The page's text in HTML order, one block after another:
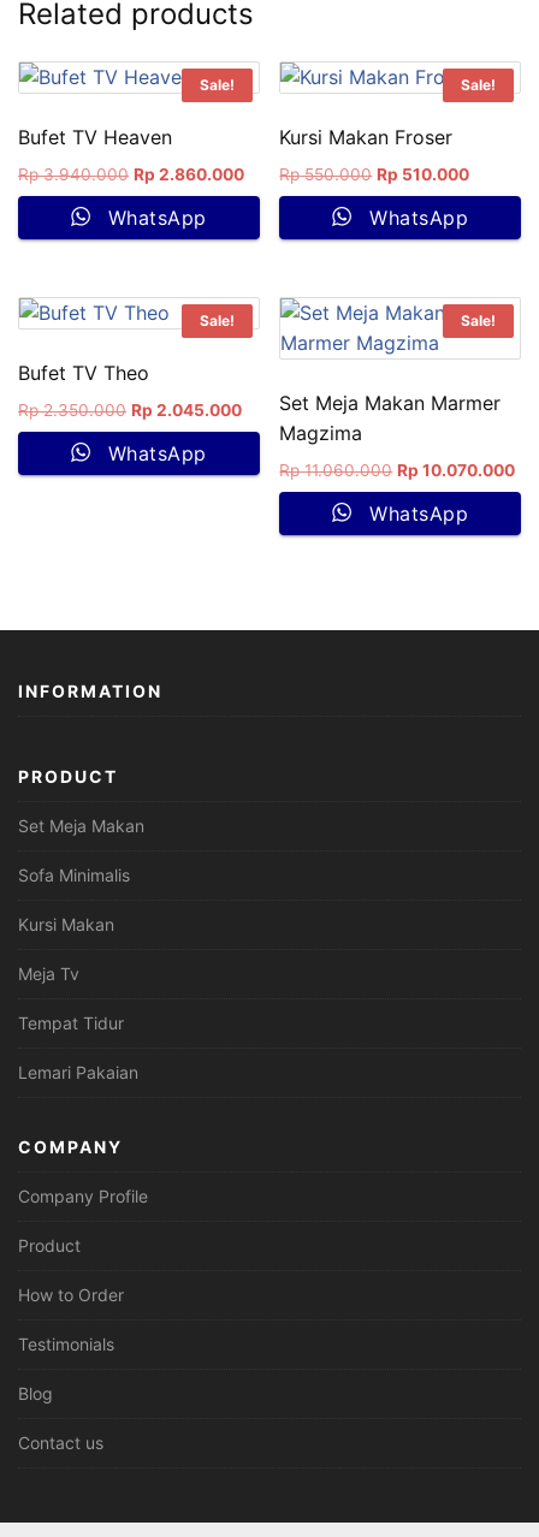
Related products
Sale!
Bufet TV Heaven
Rp3.940.000 Rp 2.860.000
WhatsApp
Sale!
Kursi Makan Froser
Rp550.000 Rp 510.000
WhatsApp
Sale!
Bufet TV Theo
Rp2.350.000 Rp 2.045.000
WhatsApp
Sale!
Set Meja Makan Marmer
Magzima
Rp11.060.000 Rp 10.070.000
WhatsApp
INFORMATION
PRODUCT
Set Meja Makan
Sofa Minimalis
Kursi Makan
Meja Tv
Tempat Tidur
Lemari Pakaian
COMPANY
Company Profile
Product
How to Order
Testimonials
Blog
Contact us